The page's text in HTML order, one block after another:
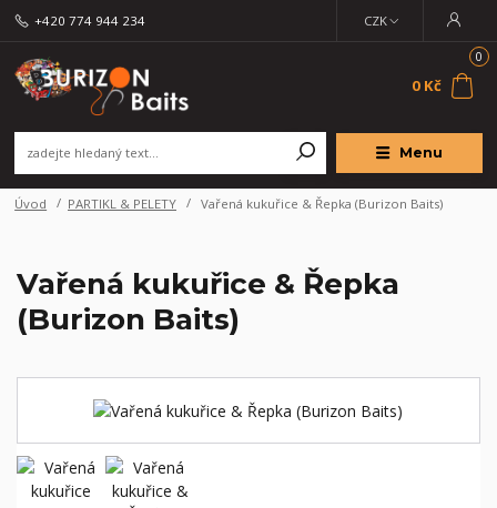
Menu
CZK
+420 774 944 234
0
0 Kč
Úvod PARTIKL & PELETY Vařená kukuřice & Řepka (Burizon Baits)
Vařená kukuřice & Řepka
(Burizon Baits)